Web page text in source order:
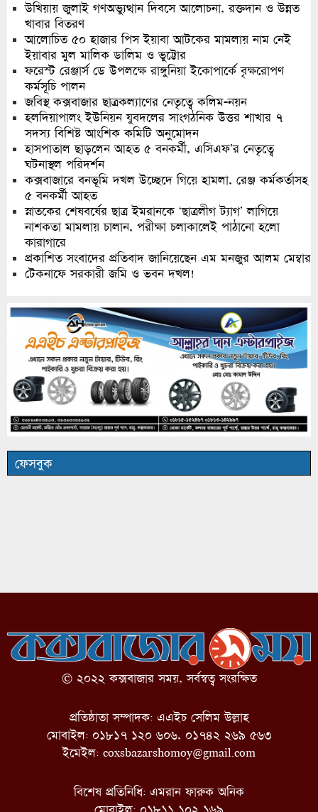
উখিয়ায় জুলাই গণঅভ্যুত্থান দিবসে আলোচনা, রক্তদান ও উন্নত
খাবার বিতরণ
আলোচিত ৫০ হাজার পিস ইয়াবা আটকের মামলায় নাম নেই
ইয়াবার মুল মালিক ডালিম ও ভুট্টোর
ফরেস্ট রেঞ্জার্স ডে উপলক্ষে রাঙ্গুনিয়া ইকোপার্কে বৃক্ষরোপণ
কর্মসূচি পালন
জবিস্থ কক্সবাজার ছাত্রকল্যাণের নেতৃত্বে কলিম-নয়ন
হলদিয়াপালং ইউনিয়ন যুবদলের সাংগঠনিক উত্তর শাখার ৭
সদস্য বিশিষ্ট আংশিক কমিটি অনুমোদন
হাসপাতাল ছাড়লেন আহত ৫ বনকর্মী, এসিএফ’র নেতৃত্বে
ঘটনাস্থল পরিদর্শন
কক্সবাজারে বনভূমি দখল উচ্ছেদে গিয়ে হামলা, রেঞ্জ কর্মকর্তাসহ
৫ বনকর্মী আহত
স্নাতকের শেষবর্ষের ছাত্র ইমরানকে ‘ছাত্রলীগ ট্যাগ’ লাগিয়ে
নাশকতা মামলায় চালান, পরীক্ষা চলাকালেই পাঠানো হলো
কারাগারে
প্রকাশিত সংবাদের প্রতিবাদ জানিয়েছেন এম মনজুর আলম মেম্বার
টেকনাফে সরকারী জমি ও ভবন দখল!
ফেসবুক
© ২০২২ কক্সবাজার সময়, সর্বস্বত্ব সংরক্ষিত
প্রতিষ্ঠাতা সম্পাদক: এএইচ সেলিম উল্লাহ
মোবাইল: ০১৮১৭ ১২০ ৬০৬, ০১৭৪২ ২৬৯ ৫৬৩
ইমেইল: coxsbazarshomoy@gmail.com
বিশেষ প্রতিনিধি: এমরান ফারুক অনিক